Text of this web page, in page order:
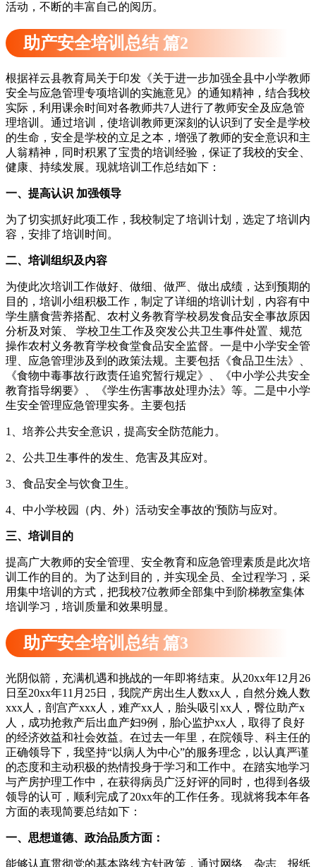
活动，不断的丰富自己的阅历。
助产安全培训总结 篇2
根据祥云县教育局关于印发《关于进一步加强全县中小学教师
安全与应急管理专项培训的实施意见》的通知精神，结合我校
实际，利用课余时间对各教师共7人进行了教师安全及应急管
理培训。通过培训，使培训教师更深刻的认识到了安全是学校
的生命，安全是学校的立足之本，增强了教师的安全意识和主
人翁精神，同时积累了宝贵的培训经验，保证了我校的安全、
健康、持续发展。现就培训工作总结如下：
一、提高认识 加强领导
为了切实抓好此项工作，我校制定了培训计划，选定了培训内
容，安排了培训时间。
二、培训组织及内容
为使此次培训工作做好、做细、做严、做出成绩，达到预期的
目的，培训小组积极工作，制定了详细的培训计划，内容有中
学生膳食营养搭配、农村义务教育学校易发食品安全事故原因
分析及对策、 学校卫生工作及突发公共卫生事件处置、规范
操作农村义务教育学校食堂食品安全监督。一是中小学安全管
理、应急管理涉及到的政策法规。主要包括《食品卫生法》、
《食物中毒事故行政责任追究暂行规定》、《中小学公共安全
教育指导纲要》、《学生伤害事故处理办法》等。二是中小学
生安全管理应急管理实务。主要包括
1、培养公共安全意识，提高安全防范能力。
2、公共卫生事件的发生、危害及其应对。
3、食品安全与饮食卫生。
4、中小学校园（内、外）活动安全事故的'预防与应对。
三、培训目的
提高广大教师的安全管理、安全教育和应急管理素质是此次培
训工作的目的。为了达到目的，并实现全员、全过程学习，采
用集中培训的方式，把我校7位教师全部集中到阶梯教室集体
培训学习，培训质量和效果明显。
助产安全培训总结 篇3
光阴似箭，充满机遇和挑战的一年即将结束。从20xx年12月26
日至20xx年11月25日，我院产房出生人数xx人，自然分娩人数
xxx人，剖宫产xxx人，难产xx人，胎头吸引xx人，臀位助产x
人，成功抢救产后出血产妇9例，胎心监护xx人，取得了良好
的经济效益和社会效益。在过去一年里，在院领导、科主任的
正确领导下，我坚持“以病人为中心”的服务理念，以认真严谨
的态度和主动积极的热情投身于学习和工作中。在踏实地学习
与产房护理工作中，在获得病员广泛好评的同时，也得到各级
领导的认可，顺利完成了20xx年的工作任务。现就将我本年各
方面的表现简要总结如下：
一、思想道德、政治品质方面：
能够认真贯彻党的基本路线方针政策，通过网络、杂志、报纸